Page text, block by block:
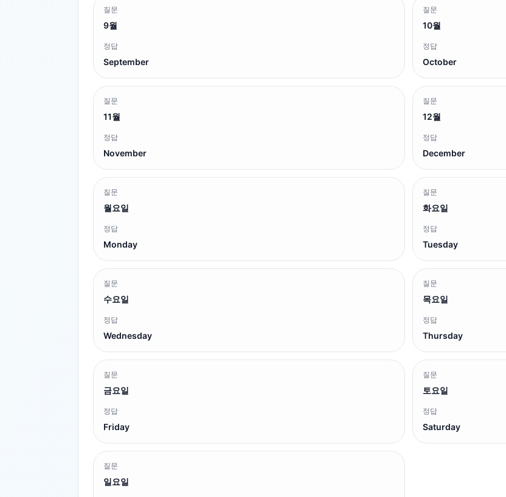
질문
9월
정답
September
질문
10월
정답
October
질문
11월
정답
November
질문
12월
정답
December
질문
월요일
정답
Monday
질문
화요일
정답
Tuesday
질문
수요일
정답
Wednesday
질문
목요일
정답
Thursday
질문
금요일
정답
Friday
질문
토요일
정답
Saturday
질문
일요일